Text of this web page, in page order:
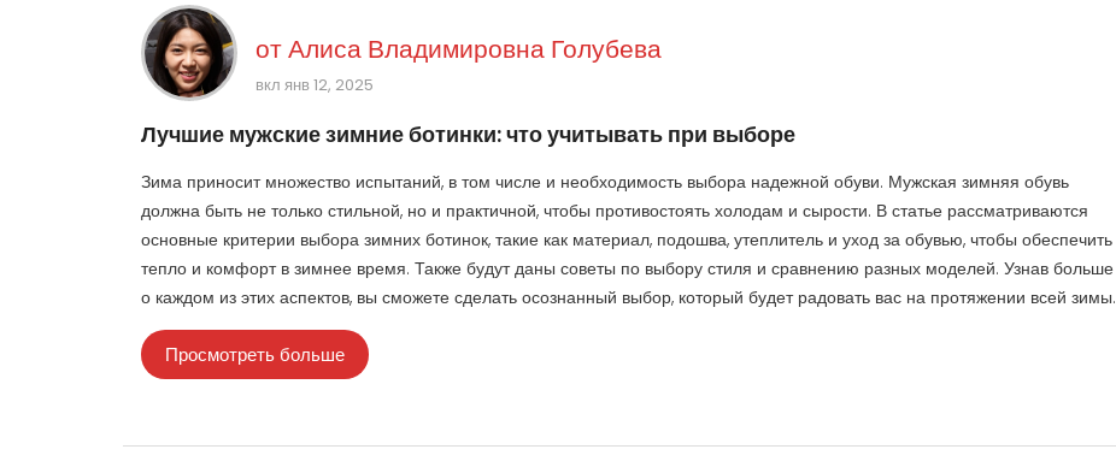
отАлиса Владимировна Голубева
вкл янв 12, 2025
Лучшие мужские зимние ботинки: что учитывать при выборе
Зима приносит множество испытаний, в том числе и необходимость выбора надежной обуви. Мужская зимняя обувь
должна быть не только стильной, но и практичной, чтобы противостоять холодам и сырости. В статье рассматриваются
основные критерии выбора зимних ботинок, такие как материал, подошва, утеплитель и уход за обувью, чтобы обеспечить
тепло и комфорт в зимнее время. Также будут даны советы по выбору стиля и сравнению разных моделей. Узнав больше
о каждом из этих аспектов, вы сможете сделать осознанный выбор, который будет радовать вас на протяжении всей зимы.
Просмотреть больше